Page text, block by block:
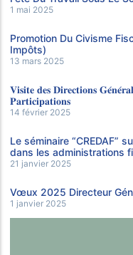
1 mai 2025
Promotion Du Civisme
Impôts)
13 mars 2025
𝐕𝐢𝐬𝐢𝐭𝐞 𝐝𝐞𝐬 𝐃𝐢𝐫𝐞𝐜𝐭𝐢𝐨𝐧𝐬
𝐏𝐚𝐫𝐭𝐢𝐜𝐢𝐩𝐚𝐭𝐢𝐨𝐧𝐬
14 février 2025
Le séminaire “CREDAF”
dans les administrations
21 janvier 2025
Vœux 2025 Directeur
1 janvier 2025